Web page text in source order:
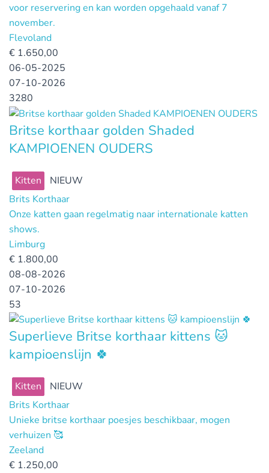
voor reservering en kan worden opgehaald vanaf 7
november.
Flevoland
€ 1.650,00
06-05-2025
07-10-2026
3280
Britse korthaar golden Shaded
KAMPIOENEN OUDERS
Kitten
NIEUW
Brits Korthaar
Onze katten gaan regelmatig naar internationale katten
shows.
Limburg
€ 1.800,00
08-08-2026
07-10-2026
53
Superlieve Britse korthaar kittens 🐱
kampioenslijn 🍀
Kitten
NIEUW
Brits Korthaar
Unieke britse korthaar poesjes beschikbaar, mogen
verhuizen 🥰
Zeeland
€ 1.250,00